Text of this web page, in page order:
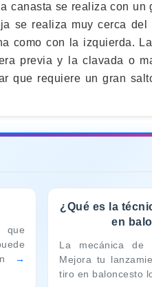
canasta se realiza con un
se realiza muy cerca del
como con la izquierda.
previa y la clavada o
que requiere un gran
¿Qué es la
en
La mecánica de
Mejora tu
tiro en baloncesto